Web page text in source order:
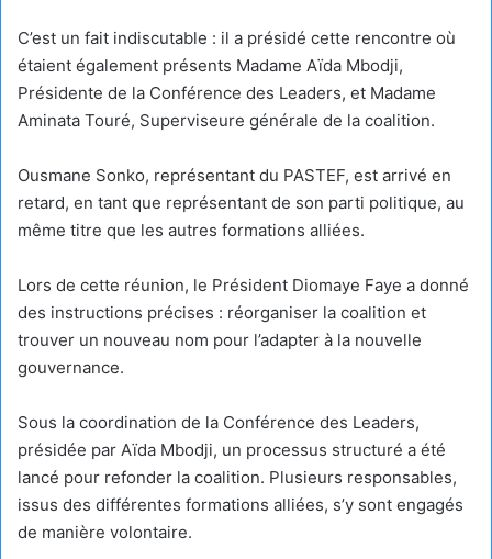
C’est un fait indiscutable : il a présidé cette rencontre où
étaient également présents Madame Aïda Mbodji,
Présidente de la Conférence des Leaders, et Madame
Aminata Touré, Superviseure générale de la coalition.
Ousmane Sonko, représentant du PASTEF, est arrivé en
retard, en tant que représentant de son parti politique, au
même titre que les autres formations alliées.
Lors de cette réunion, le Président Diomaye Faye a donné
des instructions précises : réorganiser la coalition et
trouver un nouveau nom pour l’adapter à la nouvelle
gouvernance.
Sous la coordination de la Conférence des Leaders,
présidée par Aïda Mbodji, un processus structuré a été
lancé pour refonder la coalition. Plusieurs responsables,
issus des différentes formations alliées, s’y sont engagés
de manière volontaire.